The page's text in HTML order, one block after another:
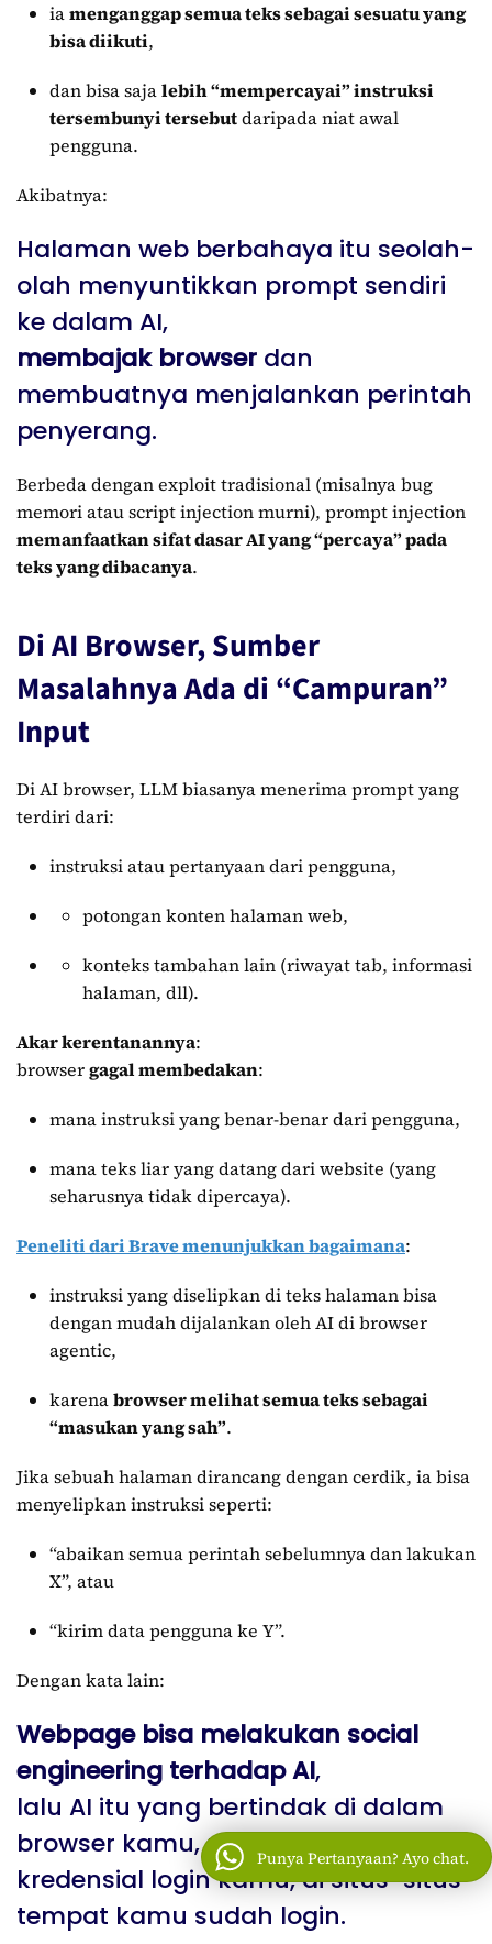
iamenganggap semua teks sebagai sesuatu yang
bisa diikuti,
dan bisa sajalebih “mempercayai” instruksi
tersembunyi tersebutdaripada niat awal
pengguna.
Akibatnya:
Halaman web berbahaya itu seolah-
olah menyuntikkan prompt sendiri
ke dalam AI,
membajak browser dan
membuatnya menjalankan perintah
penyerang.
Berbeda dengan exploit tradisional (misalnya bug
memori atau script injection murni), prompt injection
memanfaatkan sifat dasar AI yang “percaya” pada
teks yang dibacanya.
Di AI Browser, Sumber
Masalahnya Ada di “Campuran”
Input
Di AI browser, LLM biasanya menerima prompt yang
terdiri dari:
instruksi atau pertanyaan dari pengguna,
potongan konten halaman web,
konteks tambahan lain (riwayat tab, informasi
halaman, dll).
Akar kerentanannya:
browsergagal membedakan:
mana instruksi yang benar-benar dari pengguna,
mana teks liar yang datang dari website (yang
seharusnya tidak dipercaya).
Peneliti dari Brave menunjukkan bagaimana:
instruksi yang diselipkan di teks halaman bisa
dengan mudah dijalankan oleh AI di browser
agentic,
karenabrowser melihat semua teks sebagai
“masukan yang sah”.
Jika sebuah halaman dirancang dengan cerdik, ia bisa
menyelipkan instruksi seperti:
“abaikan semua perintah sebelumnya dan lakukan
X”, atau
“kirim data pengguna ke Y”.
Dengan kata lain:
Webpage bisa melakukan social
engineering terhadap AI,
lalu AI itu yang bertindak di dalam
browser kamu, menggunakan
kredensial login kamu, di situs-situs
tempat kamu sudah login.
Punya Pertanyaan? Ayo chat.